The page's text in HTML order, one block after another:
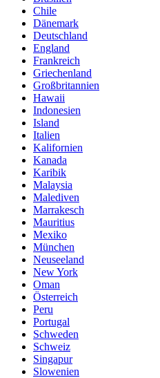
Chile
Dänemark
Deutschland
England
Frankreich
Griechenland
Großbritannien
Hawaii
Indonesien
Island
Italien
Kalifornien
Kanada
Karibik
Malaysia
Malediven
Marrakesch
Mauritius
Mexiko
München
Neuseeland
New York
Oman
Österreich
Peru
Portugal
Schweden
Schweiz
Singapur
Slowenien